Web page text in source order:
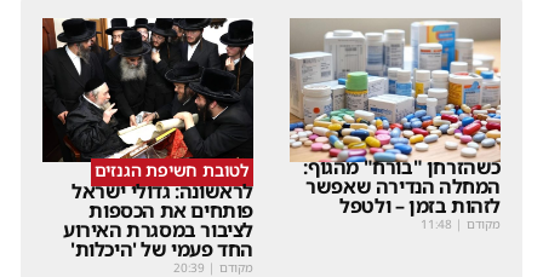
כשהזרחן "בורח" מהגוף:
המחלה הנדירה שאפשר
לזהות בזמן – ולטפל
מקודם |
11:48
לטובת חשיפת הגנזים
לראשונה: גדולי ישראל
פותחים את הכספות
לציבור במסגרת האירוע
החד פעמי של 'היכלות'
מקודם |
20:39